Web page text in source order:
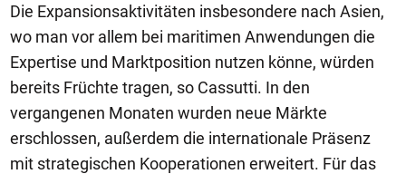
Die Expansionsaktivitäten insbesondere nach Asien,
wo man vor allem bei maritimen Anwendungen die
Expertise und Marktposition nutzen könne, würden
bereits Früchte tragen, so Cassutti. In den
vergangenen Monaten wurden neue Märkte
erschlossen, außerdem die internationale Präsenz
mit strategischen Kooperationen erweitert. Für das